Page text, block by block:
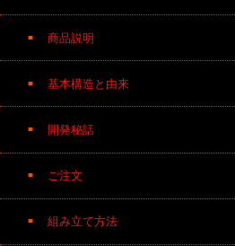
商品説明
基本構造と由来
開発秘話
ご注文
組み立て方法